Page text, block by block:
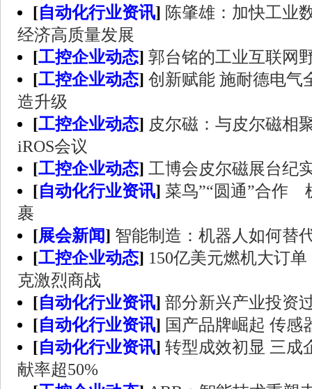
[自动化行业资讯] 陈肇雄：加快工业
经济高质量发展
[工控企业动态] 郭台铭的工业互联网
[工控企业动态] 创新赋能 施耐德电气
造升级
[工控企业动态] 皮尔磁：与皮尔磁相
iROS会议
[工控企业动态] 工博会皮尔磁展台纪
[自动化行业资讯] 菜鸟”“圆通”合作
裹
[展会新闻] 智能制造：机器人如何替
[工控企业动态] 150亿美元燃机大订
克激烈商战
[自动化行业资讯] 部分新兴产业投资
[自动化行业资讯] 国产品牌崛起 传感
[自动化行业资讯] 转型成效初显 三成
献率超50%